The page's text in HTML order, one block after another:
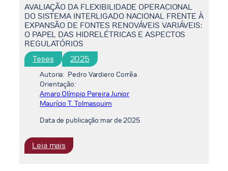
AVIAÇÃO
BENEFÍCIO
DE
FLEXIBILIDADE
EM
SISTEMAS
HIDROTÉRMICOS
AVALIAÇÃO DA FLEXIBILIDADE OPERACIONAL
DO SISTEMA INTERLIGADO NACIONAL FRENTE À
EXPANSÃO DE FONTES RENOVÁVEIS VARIÁVEIS:
O PAPEL DAS HIDRELÉTRICAS E ASPECTOS
REGULATÓRIOS
Teses 2025
Autoria: Pedro Vardiero Corrêa
Orientação:
Amaro Olímpio Pereira Junior
Maurício T. Tolmasquim
Data de publicação:mar de 2025
Leia mais
AVALIAÇÃO